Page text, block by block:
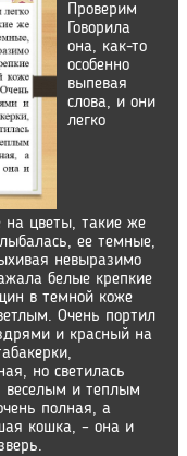
Проверим
Говорила
она, как-то
особенно
выпевая
слова, и они
легко
на цветы, такие же
ее темные,
невыразимо
белые крепкие
в темной коже
Очень портил
и красный на
но светилась
веселым и теплым
полная, а
кошка, – она и